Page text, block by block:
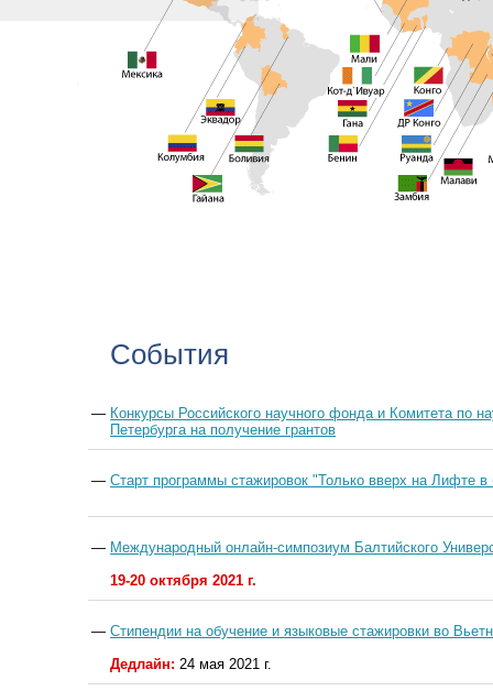
События
— Конкурсы Российского научного фонда и Комитета по
Петербурга на получение грантов
—Старт программы стажировок "Только вверх на Лифте
— Международный онлайн-симпозиум Балтийского
19-20 октября 2021 г.
—Стипендии на обучение и языковые стажировки во
Дедлайн: 24 мая 2021 г.